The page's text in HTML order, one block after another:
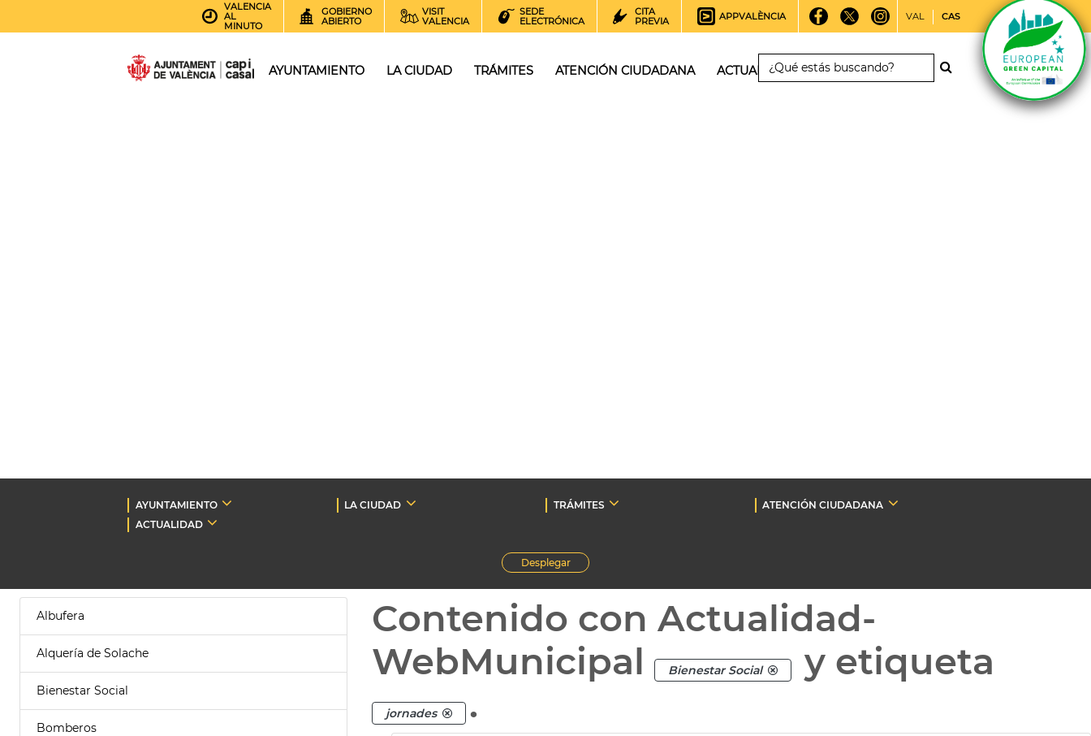
VALENCIA
AL
MINUTO
GOBIERNO
ABIERTO
VISIT
VALENCIA
SEDE
ELECTRÓNICA
CITA
PREVIA
APPVALÈNCIA VAL CAS
AYUNTAMIENTO LA CIUDAD TRÁMITES ATENCIÓN CIUDADANA ACTUALIDAD
AYUNTAMIENTO LA CIUDAD TRÁMITES
ATENCIÓN CIUDADANA
ACTUALIDAD
Desplegar
Albufera
Alquería de Solache
Bienestar Social
Bomberos
Contenido con Actualidad-
WebMunicipal
Bienestar Social y etiqueta
jornades .